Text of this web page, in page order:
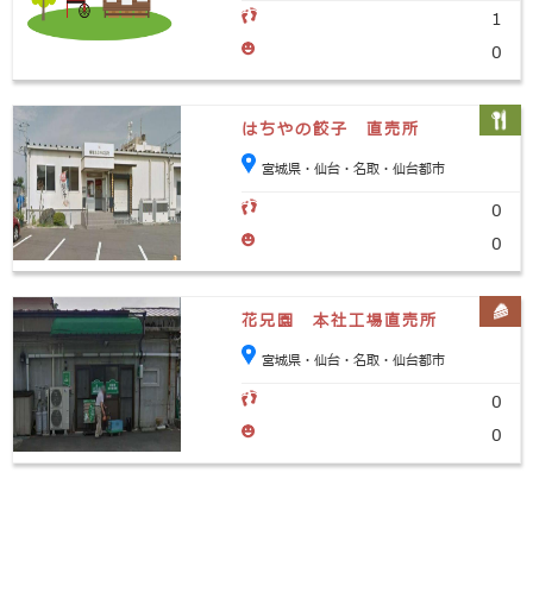
1
0
はちやの餃子 直売所
宮城県・仙台・名取・仙台都市
0
0
花兄園 本社工場直売所
宮城県・仙台・名取・仙台都市
0
0